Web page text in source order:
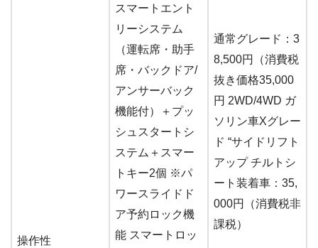
操作性
スマートエント
リーシステム
（運転席・助手
席・バックドア/
アンサーバック
機能付）＋プッ
シュスタートシ
ステム＋スマー
トキー2個 ※パ
ワースライドド
ア予約ロック機
能 スマートロッ
通常グレード：3
8,500円（消費税
抜き価格35,000
円 2WD/4WD ガ
ソリン車Xグレー
ド “サイドリフト
アップ チルトシ
ート装着車：35,
000円（消費税非
課税）